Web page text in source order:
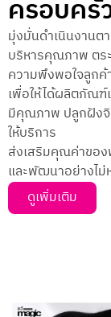
ครอบครั
มุ่งมั่นดำเนินงานต
บริหารคุณภาพ ตร
ความพึงพอใจลูกค้
เพื่อให้ได้ผลิตภัณฑ์
มีคุณภาพ ปลูกฝัง
ให้บริการ
ส่งเสริมคุณค่าขอ
และพัฒนาอย่างไม่
ดูเพิ่มเติม